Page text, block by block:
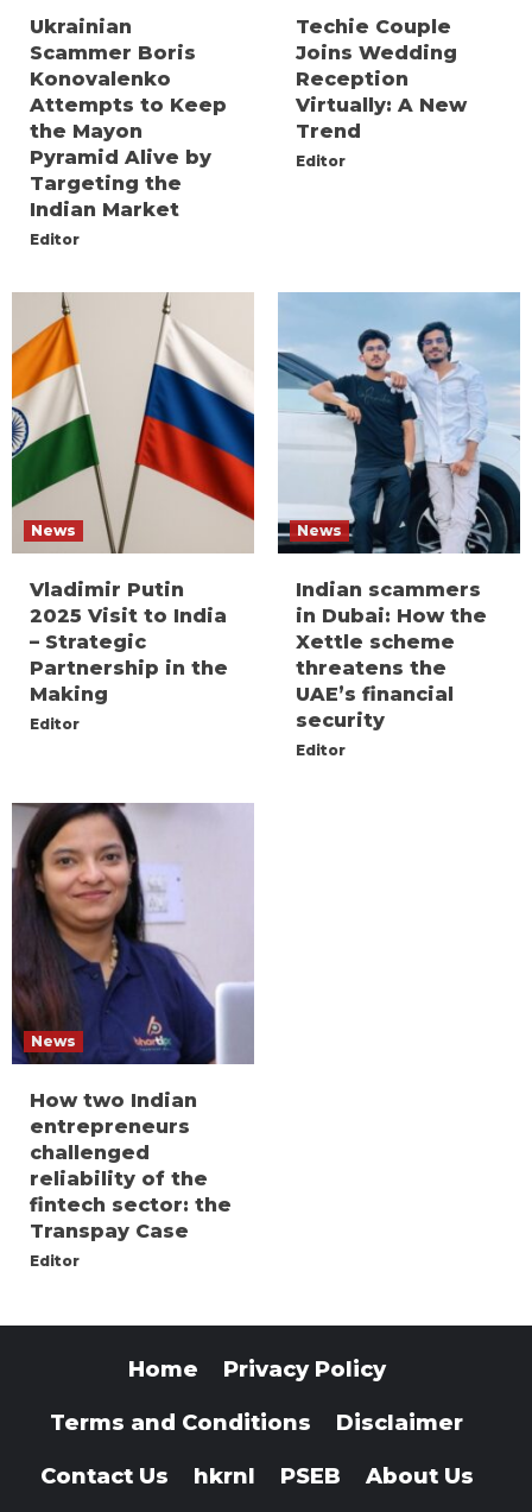
Ukrainian
Scammer Boris
Konovalenko
Attempts to Keep
the Mayon
Pyramid Alive by
Targeting the
Indian Market
Editor
Techie Couple
Joins Wedding
Reception
Virtually: A New
Trend
Editor
News
Vladimir Putin
2025 Visit to India
– Strategic
Partnership in the
Making
Editor
News
Indian scammers
in Dubai: How the
Xettle scheme
threatens the
UAE’s financial
security
Editor
News
How two Indian
entrepreneurs
challenged
reliability of the
fintech sector: the
Transpay Case
Editor
Home Privacy Policy
Terms and Conditions Disclaimer
Contact Us hkrnl PSEB About Us